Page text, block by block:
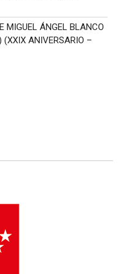
MIGUEL ÁNGEL BLANCO
(XXIX ANIVERSARIO –